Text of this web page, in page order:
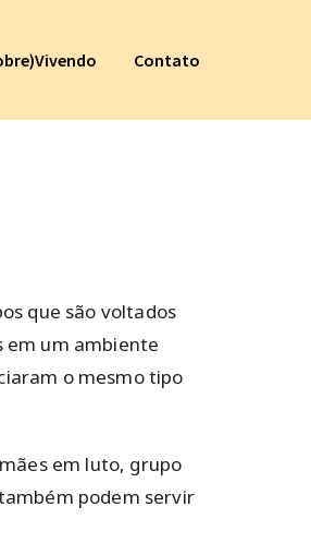
Contato
que são voltados
em um ambiente
o mesmo tipo
em luto, grupo
podem servir